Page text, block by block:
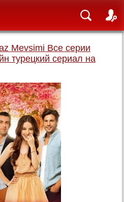
Mevsimi Все серии
турецкий сериал на